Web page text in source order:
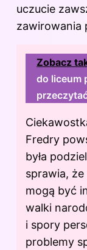
uczucie
zawirowania
Zobacz
do liceum
Fredry
była
sprawia,
mogą być
walki
i spory
problemy